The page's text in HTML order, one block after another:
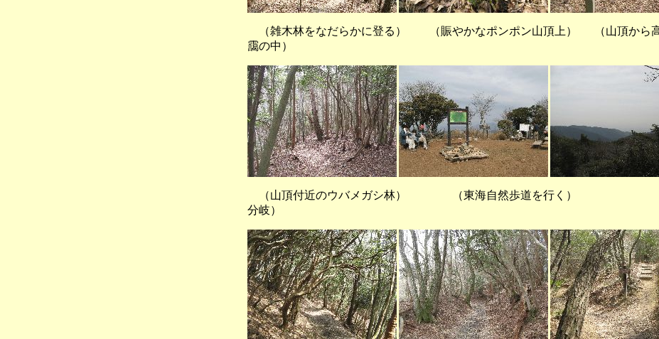
（雑木林をなだらかに登る） （賑やかなポンポン山頂上） （山頂から
靄の中）
（山頂付近のウバメガシ林） （東海自然歩道を行く）
分岐）